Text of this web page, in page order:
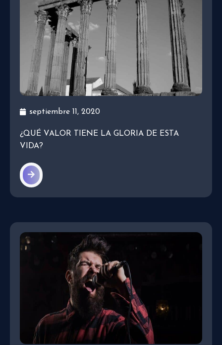
septiembre 11, 2020
¿QUÉ VALOR TIENE LA GLORIA DE ESTA
VIDA?